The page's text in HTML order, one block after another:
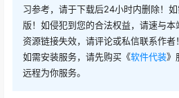
习参考，请于下载后24小时内删除！
版！如侵犯到您的合法权益，请速与
资源链接失效，请评论或私信联系作者！
如需安装服务，请先购买《软件代装》
远程为你服务。